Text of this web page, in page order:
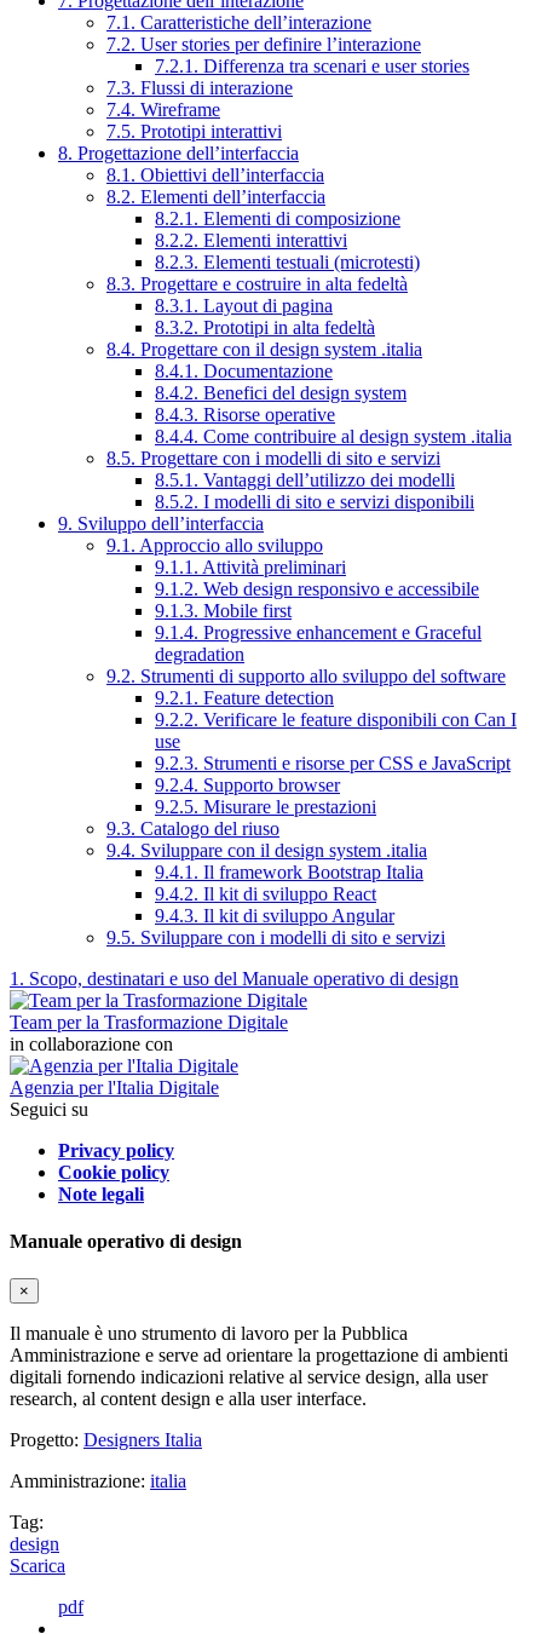
7.1. Caratteristiche dell’interazione
7.2. User stories per definire l’interazione
7.2.1. Differenza tra scenari e user stories
7.3. Flussi di interazione
7.4. Wireframe
7.5. Prototipi interattivi
8. Progettazione dell’interfaccia
8.1. Obiettivi dell’interfaccia
8.2. Elementi dell’interfaccia
8.2.1. Elementi di composizione
8.2.2. Elementi interattivi
8.2.3. Elementi testuali (microtesti)
8.3. Progettare e costruire in alta fedeltà
8.3.1. Layout di pagina
8.3.2. Prototipi in alta fedeltà
8.4. Progettare con il design system .italia
8.4.1. Documentazione
8.4.2. Benefici del design system
8.4.3. Risorse operative
8.4.4. Come contribuire al design system .italia
8.5. Progettare con i modelli di sito e servizi
8.5.1. Vantaggi dell’utilizzo dei modelli
8.5.2. I modelli di sito e servizi disponibili
9. Sviluppo dell’interfaccia
9.1. Approccio allo sviluppo
9.1.1. Attività preliminari
9.1.2. Web design responsivo e accessibile
9.1.3. Mobile first
9.1.4. Progressive enhancement e Graceful
degradation
9.2. Strumenti di supporto allo sviluppo del software
9.2.1. Feature detection
9.2.2. Verificare le feature disponibili con Can I
use
9.2.3. Strumenti e risorse per CSS e JavaScript
9.2.4. Supporto browser
9.2.5. Misurare le prestazioni
9.3. Catalogo del riuso
9.4. Sviluppare con il design system .italia
9.4.1. Il framework Bootstrap Italia
9.4.2. Il kit di sviluppo React
9.4.3. Il kit di sviluppo Angular
9.5. Sviluppare con i modelli di sito e servizi
1. Scopo, destinatari e uso del Manuale operativo di design
Team per la Trasformazione Digitale
in collaborazione con
Agenzia per l'Italia Digitale
Seguici su
Privacy policy
Cookie policy
Note legali
Manuale operativo di design
×
Il manuale è uno strumento di lavoro per la Pubblica
Amministrazione e serve ad orientare la progettazione di ambienti
digitali fornendo indicazioni relative al service design, alla user
research, al content design e alla user interface.
Progetto: Designers Italia
Amministrazione: italia
Tag:
design
Scarica
pdf